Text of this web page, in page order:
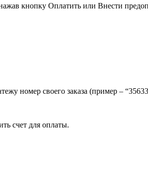
или Внести предоплату,
номер своего заказа (пример –
счет для оплаты.